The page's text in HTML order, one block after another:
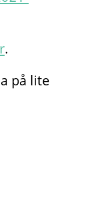
.
på lite